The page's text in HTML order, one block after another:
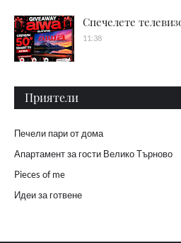
Спечелете
11:38
Приятели
Печели пари от дома
Апартамент за гости Велико Търново
Pieces of me
Идеи за готвене